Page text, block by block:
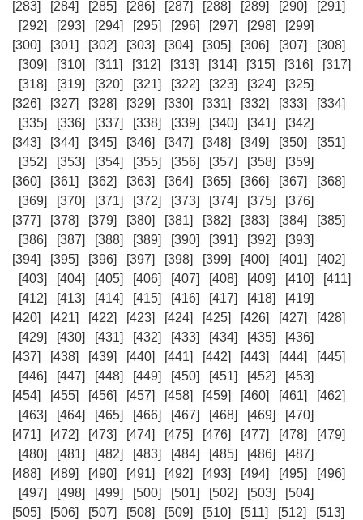
[283]
[284] [285] [286] [287] [288] [289] [290]
[291]
[292]
[293] [294] [295] [296] [297] [298]
[299]
[300]
[301] [302] [303] [304] [305] [306] [307]
[308]
[309]
[310] [311] [312] [313] [314] [315] [316]
[317]
[318]
[319] [320] [321] [322] [323] [324]
[325]
[326]
[327] [328] [329] [330] [331] [332] [333]
[334]
[335]
[336] [337] [338] [339] [340] [341]
[342]
[343]
[344] [345] [346] [347] [348] [349] [350]
[351]
[352]
[353] [354] [355] [356] [357] [358]
[359]
[360]
[361] [362] [363] [364] [365] [366] [367]
[368]
[369]
[370] [371] [372] [373] [374] [375]
[376]
[377]
[378] [379] [380] [381] [382] [383] [384]
[385]
[386]
[387] [388] [389] [390] [391] [392]
[393]
[394]
[395] [396] [397] [398] [399] [400] [401]
[402]
[403]
[404] [405] [406] [407] [408] [409] [410]
[411]
[412]
[413] [414] [415] [416] [417] [418]
[419]
[420]
[421] [422] [423] [424] [425] [426] [427]
[428]
[429]
[430] [431] [432] [433] [434] [435]
[436]
[437]
[438] [439] [440] [441] [442] [443] [444]
[445]
[446]
[447] [448] [449] [450] [451] [452]
[453]
[454]
[455] [456] [457] [458] [459] [460] [461]
[462]
[463]
[464] [465] [466] [467] [468] [469]
[470]
[471]
[472] [473] [474] [475] [476] [477] [478]
[479]
[480]
[481] [482] [483] [484] [485] [486]
[487]
[488]
[489] [490] [491] [492] [493] [494] [495]
[496]
[497]
[498] [499] [500] [501] [502] [503]
[504]
[505]
[506] [507] [508] [509] [510] [511] [512]
[513]